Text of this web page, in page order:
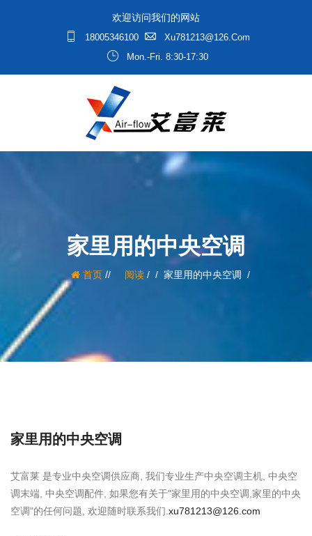
欢迎访问我们的网站
18005346100
Xu781213@126.com
Mon.-Fri. 8:30-17:30
家里用的中央空调
首页/ 阅读/ 家里用的中央空调
家里用的中央空调
艾富莱 是专业中央空调供应商, 我们专业生产中央空调主机, 中央空
调末端, 中央空调配件, 如果您有关于"家里用的中央空调,家里的中央
空调"的任何问题, 欢迎随时联系我们. xu781213@126.com